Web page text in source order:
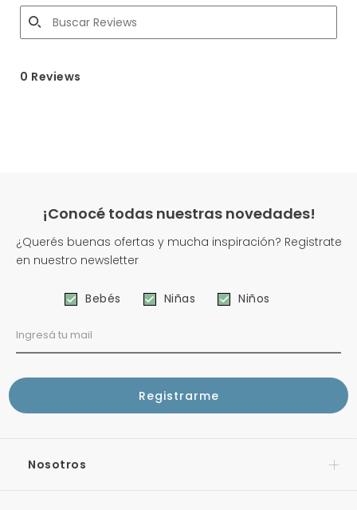
0 Reviews
¡Conocé todas nuestras novedades!
¿Querés buenas ofertas y mucha inspiración? Registrate
en nuestro newsletter
Bebés Niñas Niños
Nosotros